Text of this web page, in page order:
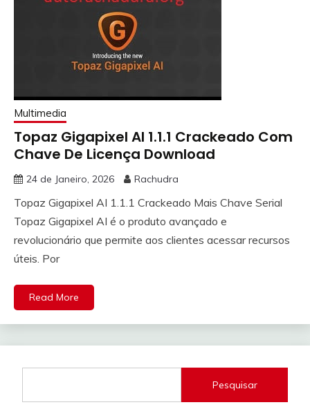
Multimedia
Topaz Gigapixel AI 1.1.1 Crackeado Com
Chave De Licença Download
24 de Janeiro, 2026 Rachudra
Topaz Gigapixel AI 1.1.1 Crackeado Mais Chave Serial
Topaz Gigapixel AI é o produto avançado e
revolucionário que permite aos clientes acessar recursos
úteis. Por
Read More
Pesquisar